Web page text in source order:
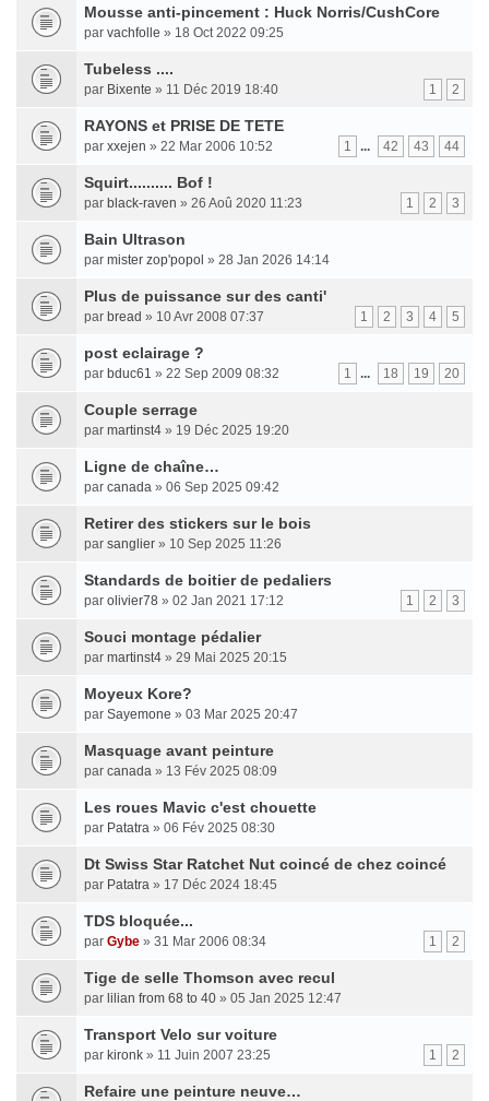
Mousse anti-pincement : Huck Norris/CushCore
par vachfolle » 18 Oct 2022 09:25
Tubeless ....
1 2
par Bixente » 11 Déc 2019 18:40
RAYONS et PRISE DE TETE
1 ... 42 43 44
par xxejen » 22 Mar 2006 10:52
Squirt.......... Bof !
1 2 3
par black-raven » 26 Aoû 2020 11:23
Bain Ultrason
par mister zop'popol » 28 Jan 2026 14:14
Plus de puissance sur des canti'
1 2 3 4 5
par bread » 10 Avr 2008 07:37
post eclairage ?
1 ... 18 19 20
par bduc61 » 22 Sep 2009 08:32
Couple serrage
par martinst4 » 19 Déc 2025 19:20
Ligne de chaîne…
par canada » 06 Sep 2025 09:42
Retirer des stickers sur le bois
par sanglier » 10 Sep 2025 11:26
Standards de boitier de pedaliers
1 2 3
par olivier78 » 02 Jan 2021 17:12
Souci montage pédalier
par martinst4 » 29 Mai 2025 20:15
Moyeux Kore?
par Sayemone » 03 Mar 2025 20:47
Masquage avant peinture
par canada » 13 Fév 2025 08:09
Les roues Mavic c'est chouette
par Patatra » 06 Fév 2025 08:30
Dt Swiss Star Ratchet Nut coincé de chez coincé
par Patatra » 17 Déc 2024 18:45
TDS bloquée...
1 2
par Gybe » 31 Mar 2006 08:34
Tige de selle Thomson avec recul
par lilian from 68 to 40 » 05 Jan 2025 12:47
Transport Velo sur voiture
1 2
par kironk » 11 Juin 2007 23:25
Refaire une peinture neuve…